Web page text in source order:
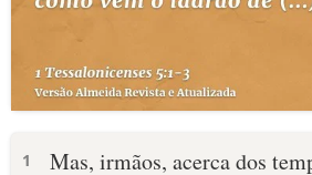
1
Mas, irmãos, acerca dos